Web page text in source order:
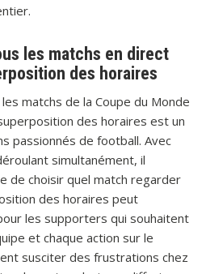
les matchs en direct
des horaires
matchs de la Coupe du Monde
des horaires est un
passionnés de football. Avec
simultanément, il
de choisir quel match regarder
des horaires peut
les supporters qui souhaitent
et chaque action sur le
susciter des frustrations chez